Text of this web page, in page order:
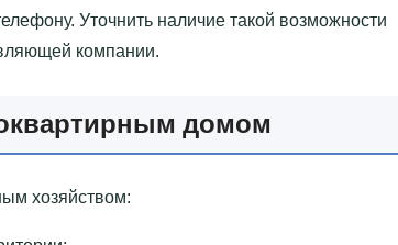
Уточнить наличие такой возможности
компании.
домом
хозяйством: